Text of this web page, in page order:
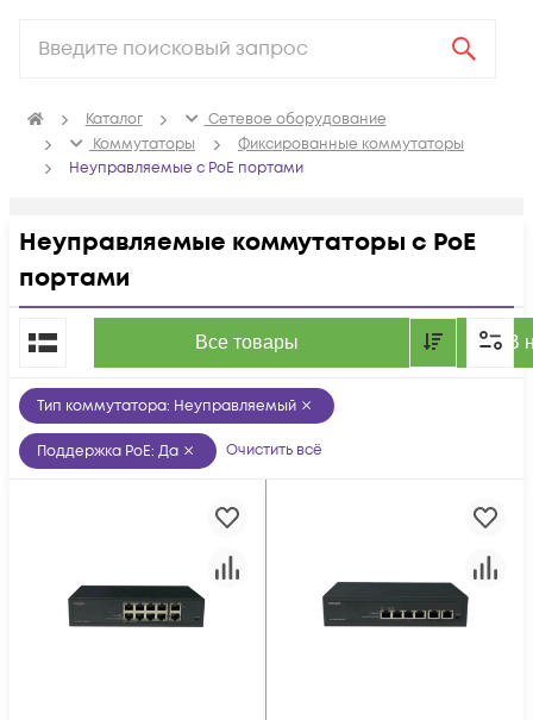
Каталог
Сетевое оборудование
Коммутаторы
Фиксированные коммутаторы
Неуправляемые с PoE портами
Неуправляемые коммутаторы с PoE
портами
Все товары В
По популярности
Тип коммутатора: Неуправляемый
Поддержка PoE: Да Очистить всё